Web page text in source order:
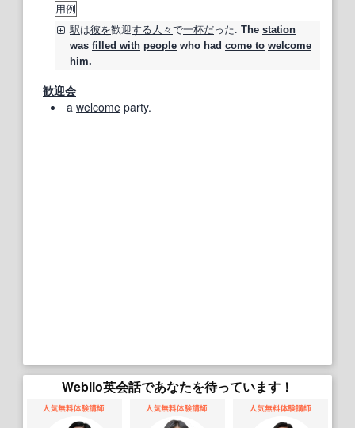
用例
駅は彼を歓迎する人々で一杯だった. The station
was filled with people who had come to welcome
him.
歓迎会
a welcome party.
Weblio英会話であなたを待っています！